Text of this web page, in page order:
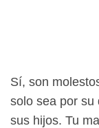
Sí, son
solo sea por su
sus hijos. Tu